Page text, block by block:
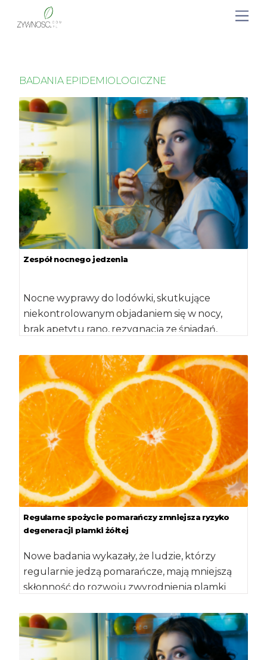
BADANIA EPIDEMIOLOGICZNE
Zespół nocnego jedzenia
Nocne wyprawy do lodówki, skutkujące
niekontrolowanym objadaniem się w nocy,
brak apetytu rano, rezygnacja ze śniadań,
Regularne spożycie pomarańczy zmniejsza ryzyko
degeneracji plamki żółtej
Nowe badania wykazały, że ludzie, którzy
regularnie jedzą pomarańcze, mają mniejszą
skłonność do rozwoju zwyrodnienia plamki